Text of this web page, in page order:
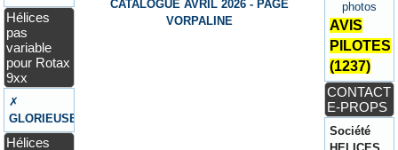
Hélices
pas
variable
pour Rotax
9xx
✗
GLORIEUSE
Hélices
CATALOGUE AVRIL 2026 - PAGE
VORPALINE
AVIS
PILOTES
(1237)
CONTACT
E-PROPS
Société